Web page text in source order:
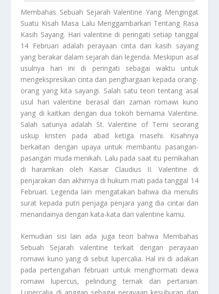
Membahas Sebuah Sejarah Valentine Yang Mengingat
Suatu Kisah Masa Lalu Menggambarkan Tentang Rasa
Kasih Sayang. Hari valentine di peringati setiap tanggal
14 Februari adalah perayaan cinta dan kasih sayang
yang berakar dalam sejarah dan legenda. Meskipun asal
usulnya hari ini di peringati sebagai waktu untuk
mengekspresikan cinta dan penghargaan kepada orang-
orang yang kita sayangi. Salah satu teori tentang asal
usul hari valentine berasal dari zaman romawi kuno
yang di kaitkan dengan dua tokoh bernama Valentine.
Salah satunya adalah St. Valentine of Terni seorang
uskup kristen pada abad ketiga masehi. Kisahnya
berkaitan dengan upaya untuk membantu pasangan-
pasangan muda menikah. Lalu pada saat itu pernikahan
di haramkan oleh Kaisar Claudius II. Valentine di
penjarakan dan akhirnya di hukum mati pada tanggal 14
Februari. Legenda lain mengatakan bahwa dia menulis
surat kepada putri penjaga penjara yang dia cintai dan
menandainya dengan kata-kata dari valentine kamu.
Kemudian sisi lain ada juga teori bahwa
Membahas
Sebuah Sejarah valentine terkait dengan perayaan
romawi kuno yang di sebut lupercalia. Hal ini di adakan
pada pertengahan februari untuk menghormati dewa
romawi lupercus, pelindung ternak dan pertanian.